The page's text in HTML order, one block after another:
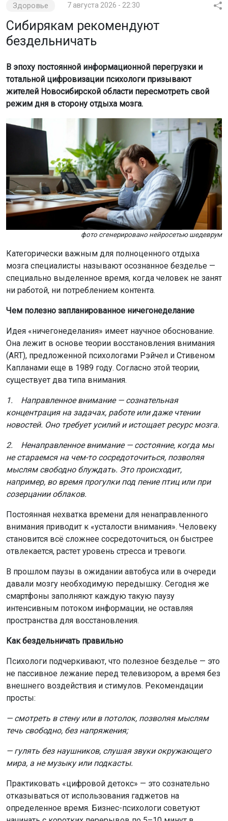
Здоровье 7 августа 2026 - 22:30
Сибирякам рекомендуют
бездельничать
В эпоху постоянной информационной перегрузки и
тотальной цифровизации психологи призывают
жителей Новосибирской области пересмотреть свой
режим дня в сторону отдыха мозга.
фото сгенерировано нейросетью шедеврум
Категорически важным для полноценного отдыха
мозга специалисты называют осознанное безделье —
специально выделенное время, когда человек не занят
ни работой, ни потреблением контента.
Чем полезно запланированное ничегонеделание
Идея «ничегонеделания» имеет научное обоснование.
Она лежит в основе теории восстановления внимания
(ART), предложенной психологами Рэйчел и Стивеном
Капланами еще в 1989 году. Согласно этой теории,
существует два типа внимания.
1. Направленное внимание — сознательная
концентрация на задачах, работе или даже чтении
новостей. Оно требует усилий и истощает ресурс мозга.
2. Ненаправленное внимание — состояние, когда мы
не стараемся на чем-то сосредоточиться, позволяя
мыслям свободно блуждать. Это происходит,
например, во время прогулки под пение птиц или при
созерцании облаков.
Постоянная нехватка времени для ненаправленного
внимания приводит к «усталости внимания». Человеку
становится всё сложнее сосредоточиться, он быстрее
отвлекается, растет уровень стресса и тревоги.
В прошлом паузы в ожидании автобуса или в очереди
давали мозгу необходимую передышку. Сегодня же
смартфоны заполняют каждую такую паузу
интенсивным потоком информации, не оставляя
пространства для восстановления.
Как бездельничать правильно
Психологи подчеркивают, что полезное безделье — это
не пассивное лежание перед телевизором, а время без
внешнего воздействия и стимулов. Рекомендации
просты:
— смотреть в стену или в потолок, позволяя мыслям
течь свободно, без напряжения;
— гулять без наушников, слушая звуки окружающего
мира, а не музыку или подкасты.
Практиковать «цифровой детокс» — это сознательно
отказываться от использования гаджетов на
определенное время. Бизнес-психологи советуют